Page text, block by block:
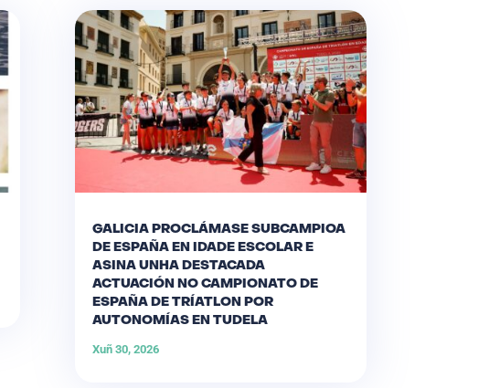
GALICIA PROCLÁMASE SUBCAMPIOA
DE ESPAÑA EN IDADE ESCOLAR E
ASINA UNHA DESTACADA
ACTUACIÓN NO CAMPIONATO DE
ESPAÑA DE TRÍATLON POR
AUTONOMÍAS EN TUDELA
Xuñ 30, 2026